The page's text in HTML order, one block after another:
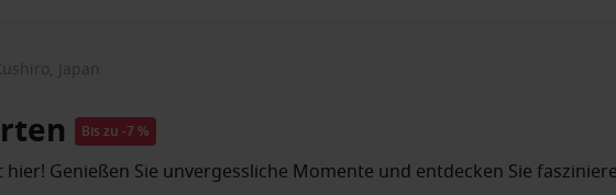
Japan
Bis zu -7 %
Genießen Sie unvergessliche Momente und entdecken Sie